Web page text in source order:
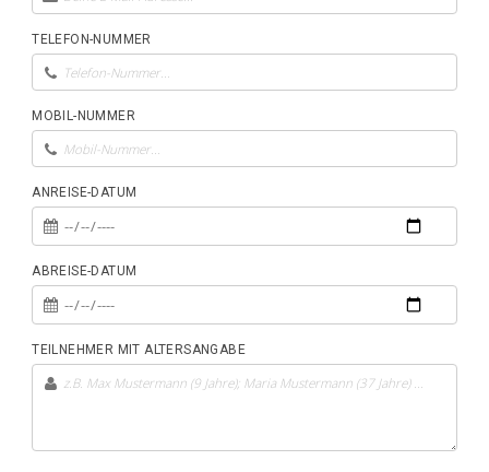
TELEFON-NUMMER
MOBIL-NUMMER
ANREISE-DATUM
ABREISE-DATUM
TEILNEHMER MIT ALTERSANGABE